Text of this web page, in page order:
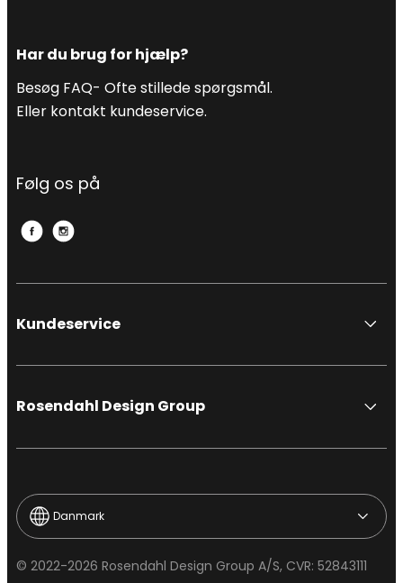
Har du brug for hjælp?
Besøg FAQ- Ofte stillede spørgsmål.
Eller kontakt kundeservice.
Følg os på
Kundeservice
Rosendahl Design Group
© 2022-2026 Rosendahl Design Group A/S, CVR: 52843111
Danmark